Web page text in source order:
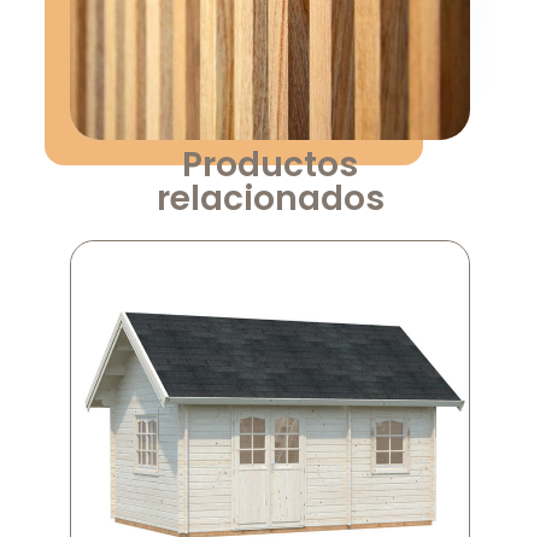
Productos
relacionados